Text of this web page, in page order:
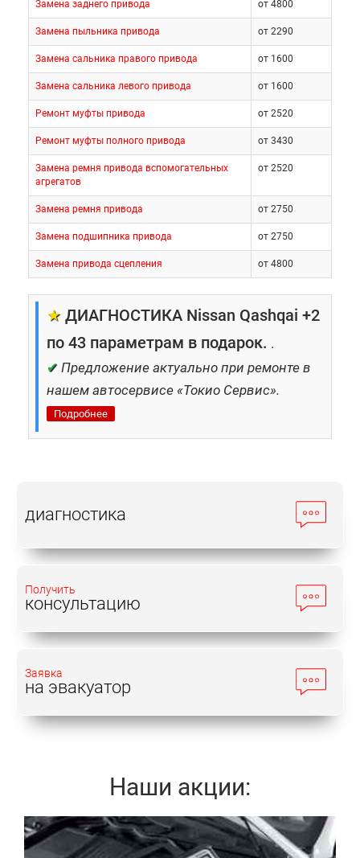
Замена заднего привода от 4800
Замена пыльника привода от 2290
Замена сальника правого привода от 1600
Замена сальника левого привода от 1600
Ремонт муфты привода от 2520
Ремонт муфты полного привода от 3430
Замена ремня привода вспомогательных
агрегатов
от 2520
Замена ремня привода от 2750
Замена подшипника привода от 2750
Замена привода сцепления от 4800
★ ДИАГНОСТИКА Nissan Qashqai +2
по 43 параметрам в подарок. .
✔ Предложение актуально при ремонте в
нашем автосервисе «Токио Сервис».
Подробнее
диагностика
Получить
консультацию
Заявка
на эвакуатор
Наши акции:
Записаться